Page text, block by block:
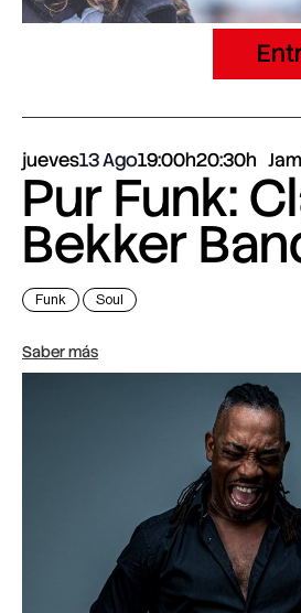
jueves13 Ago19:00h20:30h
Pur Funk:
Bekker
Funk Soul
Saber más